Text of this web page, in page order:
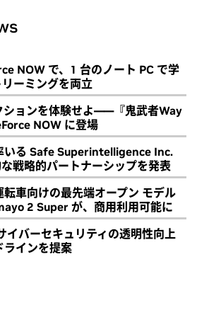
NOW で、1 台のノート PC で学
ーミングを両立
ションを体験せよ――『鬼武者Way
NOW に登場
いる Safe Superintelligence Inc.
戦略的パートナーシップを発表
車向けの最先端オープン モデル
2 Super が、商用利用可能に
イバーセキュリティの透明性向上
ラインを提案